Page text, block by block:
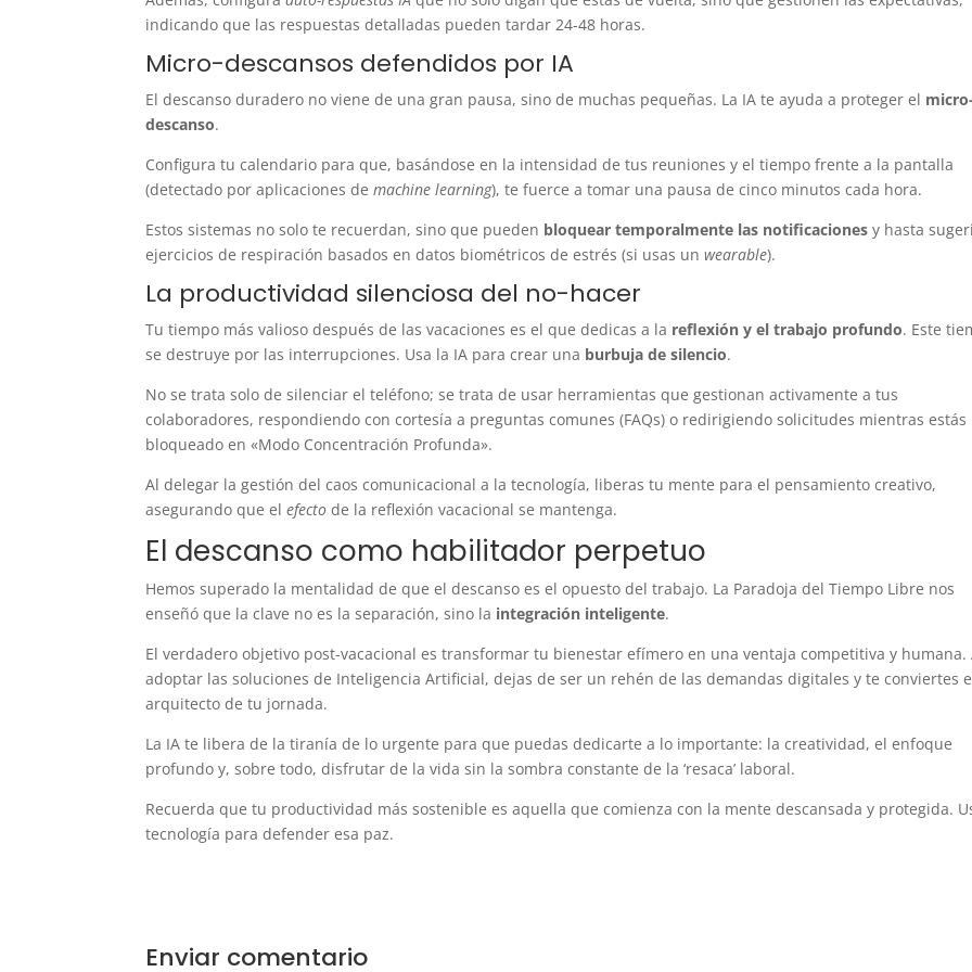
indicando que las respuestas detalladas pueden tardar 24-48 horas.
Micro-descansos defendidos por IA
El descanso duradero no viene de una gran pausa, sino de muchas pequeñas. La IA te ayuda a proteger el micro-
descanso.
Configura tu calendario para que, basándose en la intensidad de tus reuniones y el tiempo frente a la pantalla
(detectado por aplicaciones demachine learning), te fuerce a tomar una pausa de cinco minutos cada hora.
Estos sistemas no solo te recuerdan, sino que pueden bloquear temporalmente las notificaciones y hasta
ejercicios de respiración basados en datos biométricos de estrés (si usas unwearable).
La productividad silenciosa del no-hacer
Tu tiempo más valioso después de las vacaciones es el que dedicas a la reflexión y el trabajo profundo. Este
se destruye por las interrupciones. Usa la IA para crear una burbuja de silencio.
No se trata solo de silenciar el teléfono; se trata de usar herramientas que gestionan activamente a tus
colaboradores, respondiendo con cortesía a preguntas comunes (FAQs) o redirigiendo solicitudes mientras estás
bloqueado en «Modo Concentración Profunda».
Al delegar la gestión del caos comunicacional a la tecnología, liberas tu mente para el pensamiento creativo,
asegurando que elefecto de la reflexión vacacional se mantenga.
El descanso como habilitador perpetuo
Hemos superado la mentalidad de que el descanso es el opuesto del trabajo. La Paradoja del Tiempo Libre nos
enseñó que la clave no es la separación, sino la integración inteligente.
El verdadero objetivo post-vacacional es transformar tu bienestar efímero en una ventaja competitiva y humana.
adoptar las soluciones de Inteligencia Artificial, dejas de ser un rehén de las demandas digitales y te conviertes
arquitecto de tu jornada.
La IA te libera de la tiranía de lo urgente para que puedas dedicarte a lo importante: la creatividad, el enfoque
profundo y, sobre todo, disfrutar de la vida sin la sombra constante de la ‘resaca’ laboral.
Recuerda que tu productividad más sostenible es aquella que comienza con la mente descansada y protegida.
tecnología para defender esa paz.
Enviar comentario